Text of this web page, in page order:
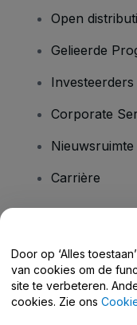
Open
Gelieerde
Investeerders
Corporate
Nieuwsruimte
Carrière
Helpcentrum
Door op ‘Alles
van cookies om de
site te verbeteren.
cookies. Zie ons